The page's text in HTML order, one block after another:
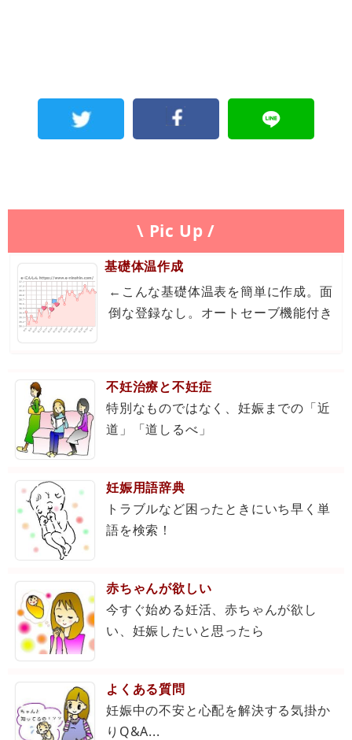
\ Pic Up /
基礎体温作成
←こんな基礎体温表を簡単に作成。面
倒な登録なし。オートセーブ機能付き
不妊治療と不妊症
特別なものではなく、妊娠までの「近
道」「道しるべ」
妊娠用語辞典
トラブルなど困ったときにいち早く単
語を検索！
赤ちゃんが欲しい
今すぐ始める妊活、赤ちゃんが欲し
い、妊娠したいと思ったら
よくある質問
妊娠中の不安と心配を解決する気掛か
りQ&A...